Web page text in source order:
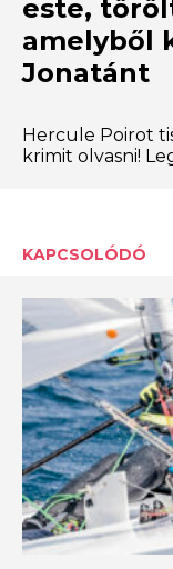
este,
amelyből
Jonatánt
Hercule Poirot
krimit olvasni!
KAPCSOLÓDÓ